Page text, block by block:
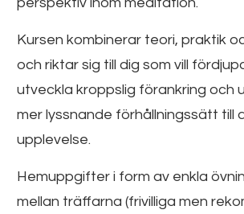
perspektiv inom meditation.
Kursen kombinerar teori, praktik
och riktar sig till dig som vill
utveckla kroppslig förankring och
mer lyssnande förhållningssätt till
upplevelse.
Hemuppgifter i form av enkla
mellan träffarna (frivilliga men